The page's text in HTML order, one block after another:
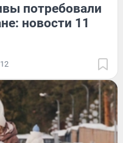
потребовали
новости 11
12